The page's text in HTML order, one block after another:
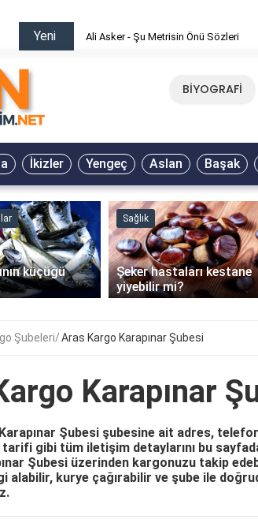
Yeni Ali Asker - Şu Metrisin Önü Sözleri
BİYOGRAFİ
İkizler Yengeç Aslan Başak
küçüğü
Sağlık
Şeker hastaları kestane
yiyebilir mi?
Şubeleri Aras Kargo Karapınar Şubesi
Karapınar
Şubesi şubesine ait adres,
tarifi gibi tüm iletişim detaylarını bu
Şubesi üzerinden kargonuzu takip
alabilir, kurye çağırabilir ve şube ile